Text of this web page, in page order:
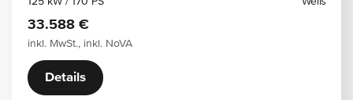
33.588 €
inkl. MwSt., inkl. NoVA
Details